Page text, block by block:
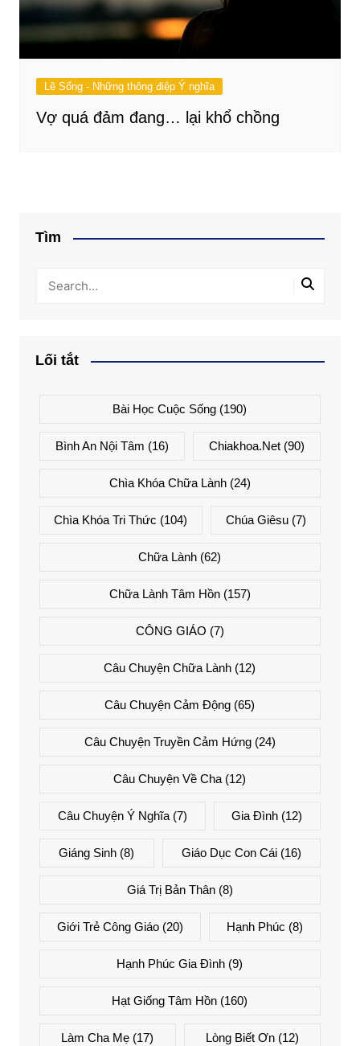
Lẽ Sống - Những thông điệp Ý nghĩa
Vợ quá đảm đang… lại khổ chồng
Tìm
Lối tắt
Bài Học Cuộc Sống (190)
Bình An Nội Tâm (16) Chiakhoa.net (90)
Chìa Khóa Chữa Lành(24)
Chìa Khóa Tri Thức (104) Chúa Giêsu(7)
Chữa Lành (62)
Chữa Lành Tâm Hồn(157)
CÔNG GIÁO (7)
Câu Chuyện Chữa Lành (12)
Câu Chuyện Cảm Động (65)
Câu Chuyện Truyền Cảm Hứng(24)
Câu Chuyện Về Cha (12)
Câu Chuyện Ý Nghĩa(7) Gia Đình (12)
Giáng Sinh (8) Giáo Dục Con Cái(16)
Giá Trị Bản Thân(8)
Giới Trẻ Công Giáo(20) Hạnh Phúc (8)
Hạnh Phúc Gia Đình (9)
Hạt Giống Tâm Hồn (160)
Làm Cha Mẹ (17) Lòng Biết Ơn(12)